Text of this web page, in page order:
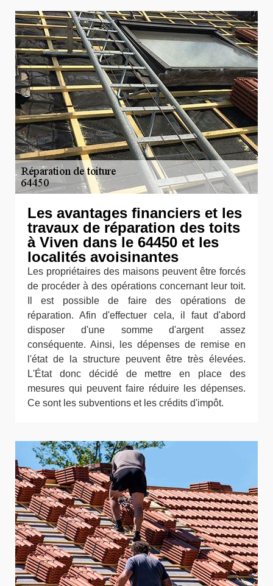
Les avantages financiers et les
travaux de réparation des toits
à Viven dans le 64450 et les
localités avoisinantes
Les propriétaires des maisons peuvent être forcés
de procéder à des opérations concernant leur toit.
Il est possible de faire des opérations de
réparation. Afin d'effectuer cela, il faut d'abord
disposer d'une somme d'argent assez
conséquente. Ainsi, les dépenses de remise en
l'état de la structure peuvent être très élevées.
L'État donc décidé de mettre en place des
mesures qui peuvent faire réduire les dépenses.
Ce sont les subventions et les crédits d'impôt.